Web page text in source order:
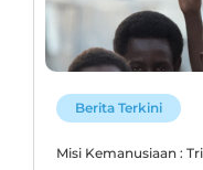
Berita Terkini
Misi Kemanusiaan :